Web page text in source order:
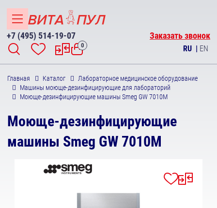
+7 (495) 514-19-07 Заказать звонок
0 RU | EN
Главная Каталог
Лабораторное медицинское оборудование
Машины моюще-дезинфицирующие для лабораторий
Моюще-дезинфицирующие машины Smeg GW 7010М
Моюще-дезинфицирующие
машины Smeg GW 7010М